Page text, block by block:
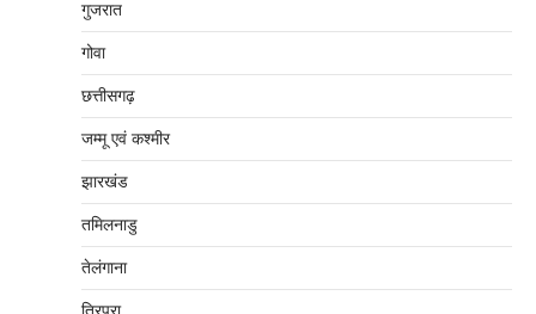
गुजरात
गोवा
छत्तीसगढ़
जम्‍मू एवं कश्‍मीर
झारखंड
तमिलनाडु
तेलंगाना